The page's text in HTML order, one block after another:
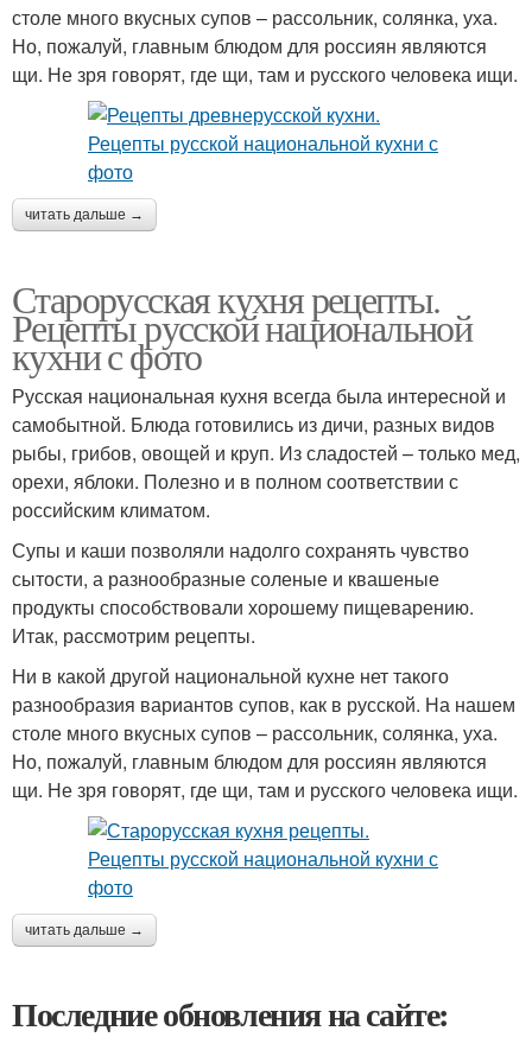
столе много вкусных супов – рассольник, солянка, уха.
Но, пожалуй, главным блюдом для россиян являются
щи. Не зря говорят, где щи, там и русского человека ищи.
читать дальше →
Старорусская кухня рецепты.
Рецепты русской национальной
кухни с фото
Русская национальная кухня всегда была интересной и
самобытной. Блюда готовились из дичи, разных видов
рыбы, грибов, овощей и круп. Из сладостей – только мед,
орехи, яблоки. Полезно и в полном соответствии с
российским климатом.
Супы и каши позволяли надолго сохранять чувство
сытости, а разнообразные соленые и квашеные
продукты способствовали хорошему пищеварению.
Итак, рассмотрим рецепты.
Ни в какой другой национальной кухне нет такого
разнообразия вариантов супов, как в русской. На нашем
столе много вкусных супов – рассольник, солянка, уха.
Но, пожалуй, главным блюдом для россиян являются
щи. Не зря говорят, где щи, там и русского человека ищи.
читать дальше →
Последние обновления на сайте: